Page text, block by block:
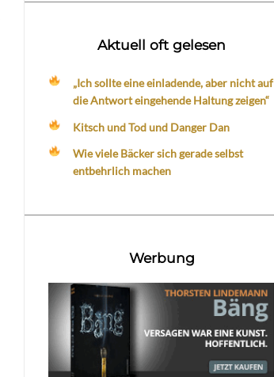
Aktuell oft gelesen
„Ich sollte eine einladende, aber nicht auf
die Antwort eingehende Haltung zeigen“
Kitsch und Tod und Danger Dan
Wie viele Bäcker sich gerade selbst
entbehrlich machen
Werbung